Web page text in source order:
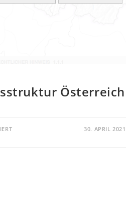
Österreich
FÜR 30. APRIL 2021